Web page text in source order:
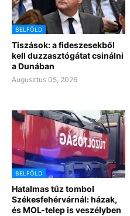
BELFÖLD
Tiszások: a fideszesekből
kell duzzasztógátat csinálni
a Dunában
Augusztus 05, 2026
BELFÖLD
Hatalmas tűz tombol
Székesfehérvárnál: házak,
és MOL-telep is veszélyben